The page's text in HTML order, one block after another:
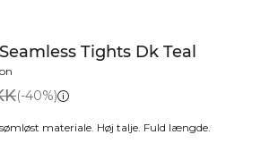
Tights Dk Teal
(-40%)
materiale. Høj talje. Fuld længde.